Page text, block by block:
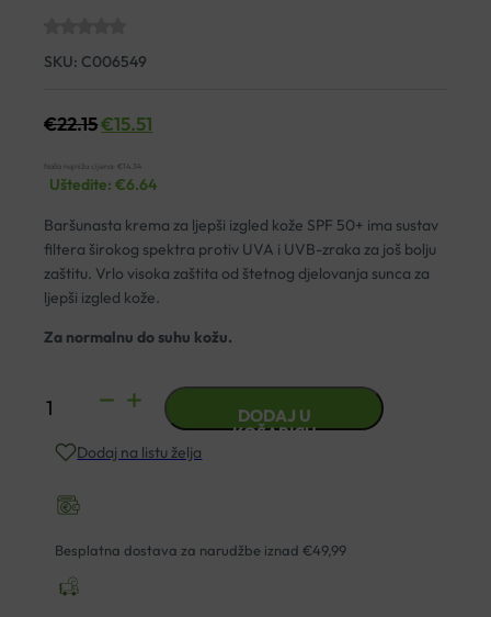
SKU: C006549
€22.15€15.51
Naša najniža cijena: € 14.34
Uštedite:€6.64
Baršunasta krema za ljepši izgled kože SPF 50+ ima sustav
filtera širokog spektra protiv UVA i UVB-zraka za još bolju
zaštitu. Vrlo visoka zaštita od štetnog djelovanja sunca za
ljepši izgled kože.
Za normalnu do suhu kožu.
VICHY
CAPITAL
SPF50
BARŠUNASTA
50ML
DODAJ U
KOŠARICU
Dodaj na listu želja
Besplatna dostava za narudžbe iznad €49,99